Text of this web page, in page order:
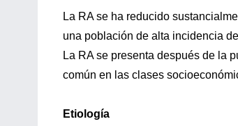
La RA se ha reducido
una población de alta incidencia
La RA se presenta después de la
común en las clases
Etiología